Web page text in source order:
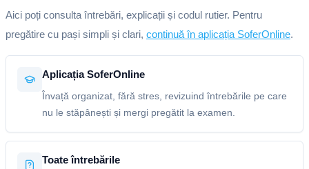
Aici poți consulta întrebări, explicații și codul rutier. Pentru
pregătire cu pași simpli și clari, continuă în aplicația SoferOnline.
Aplicația SoferOnline
Învață organizat, fără stres, revizuind întrebările pe care
nu le stăpânești și mergi pregătit la examen.
Toate întrebările